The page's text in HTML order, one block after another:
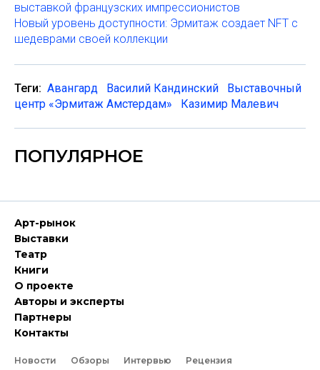
выставкой французских импрессионистов
Новый уровень доступности: Эрмитаж создает NFT с
шедеврами своей коллекции
Теги: Авангард Василий Кандинский
Выставочный
центр «Эрмитаж Амстердам»
Казимир Малевич
ПОПУЛЯРНОЕ
Арт-рынок
Выставки
Театр
Книги
О проекте
Авторы и эксперты
Партнеры
Контакты
Новости Обзоры Интервью
Рецензия